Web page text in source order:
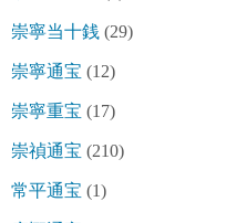
崇寧当十銭 (29)
崇寧通宝 (12)
崇寧重宝 (17)
崇禎通宝 (210)
常平通宝 (1)